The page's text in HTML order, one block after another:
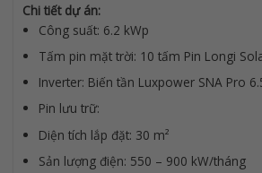
Chi tiết dự án:
Công suất: 6.2 kWp
Tấm pin mặt trời: 10 tấm Pin Longi
Inverter: Biến tần Luxpower SNA Pro
Pin lưu trữ:
Diện tích lắp đặt: 30 m²
Sản lượng điện: 550 – 900 kW/tháng